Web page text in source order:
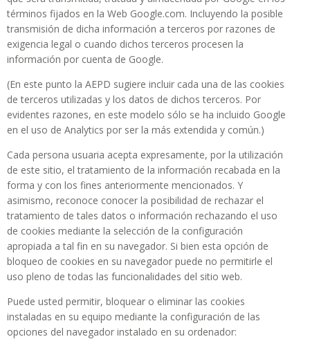
términos fijados en la Web Google.com. Incluyendo la posible
transmisión de dicha información a terceros por razones de
exigencia legal o cuando dichos terceros procesen la
información por cuenta de Google.
(En este punto la AEPD sugiere incluir cada una de las cookies
de terceros utilizadas y los datos de dichos terceros. Por
evidentes razones, en este modelo sólo se ha incluido Google
en el uso de Analytics por ser la más extendida y común.)
Cada persona usuaria acepta expresamente, por la utilización
de este sitio, el tratamiento de la información recabada en la
forma y con los fines anteriormente mencionados. Y
asimismo, reconoce conocer la posibilidad de rechazar el
tratamiento de tales datos o información rechazando el uso
de cookies mediante la selección de la configuración
apropiada a tal fin en su navegador. Si bien esta opción de
bloqueo de cookies en su navegador puede no permitirle el
uso pleno de todas las funcionalidades del sitio web.
Puede usted permitir, bloquear o eliminar las cookies
instaladas en su equipo mediante la configuración de las
opciones del navegador instalado en su ordenador: